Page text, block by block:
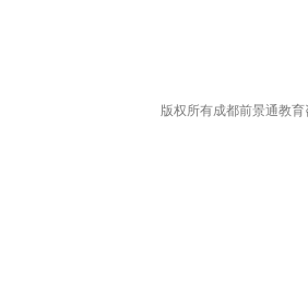
版权所有成都前景通教